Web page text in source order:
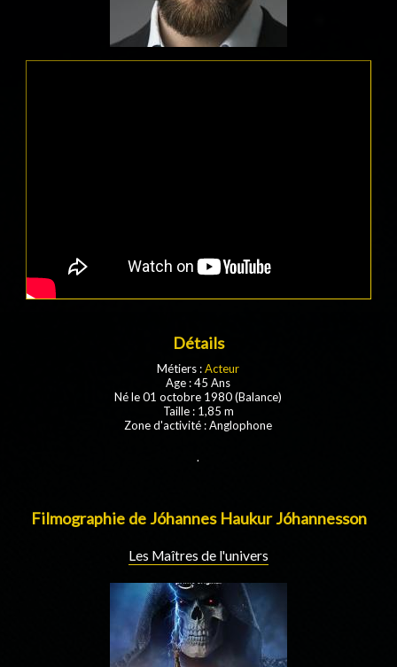
Détails
Métiers :Acteur
Age : 45 Ans
Né le 01 octobre 1980 (Balance)
Taille : 1,85 m
Zone d'activité : Anglophone
.
Filmographie de Jóhannes Haukur Jóhannesson
Les Maîtres de l'univers